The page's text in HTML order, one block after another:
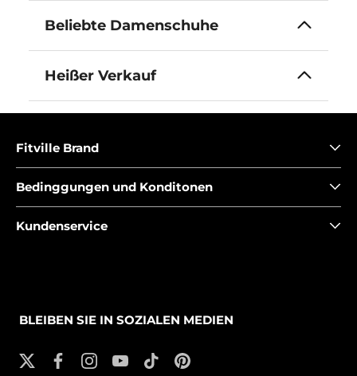
Beliebte Damenschuhe
Heißer Verkauf
Fitville Brand
Bedinggungen und Konditonen
Kundenservice
BLEIBEN SIE IN SOZIALEN MEDIEN